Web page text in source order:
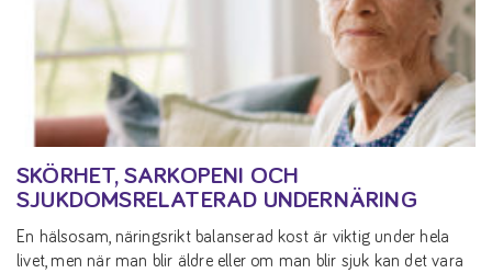
SKÖRHET, SARKOPENI OCH
SJUKDOMSRELATERAD UNDERNÄRING
En hälsosam, näringsrikt balanserad kost är viktig under hela
livet, men när man blir äldre eller om man blir sjuk kan det vara